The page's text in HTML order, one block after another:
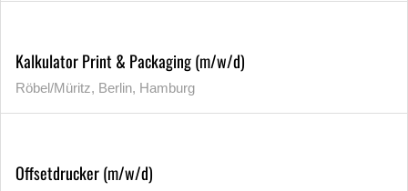
Kalkulator Print & Packaging (m/w/d)
Röbel/Müritz, Berlin, Hamburg
Offsetdrucker (m/w/d)